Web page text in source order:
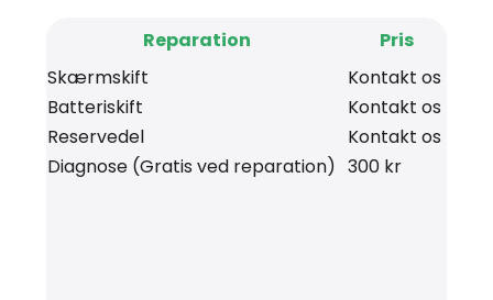
Reparation
Pris
Skærmskift
Kontakt os
Batteriskift
Kontakt os
Reservedel
Kontakt os
Diagnose (Gratis ved reparation) 300 kr